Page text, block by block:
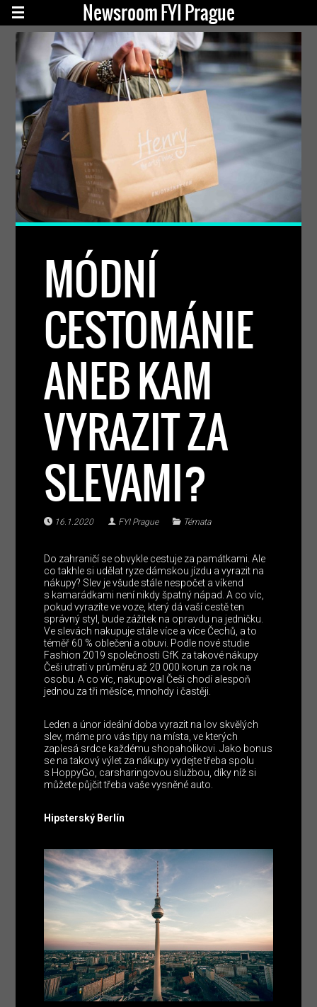
Newsroom FYI Prague
MÓDNÍ
CESTOMÁNIE
ANEB KAM
VYRAZIT ZA
SLEVAMI?
16.1.2020 FYI Prague Témata
Do zahraničí se obvykle cestuje za památkami. Ale
co takhle si udělat ryze dámskou jízdu a vyrazit na
nákupy? Slev je všude stále nespočet a víkend
s kamarádkami není nikdy špatný nápad. A co víc,
pokud vyrazíte ve voze, který dá vaší cestě ten
správný styl, bude zážitek na opravdu na jedničku.
Ve slevách nakupuje stále více a více Čechů, a to
téměř 60 % oblečení a obuvi. Podle nové studie
Fashion 2019 společnosti GfK za takové nákupy
Češi utratí v průměru až 20 000 korun za rok na
osobu. A co víc, nakupoval Češi chodí alespoň
jednou za tři měsíce, mnohdy i častěji.
Leden a únor ideální doba vyrazit na lov skvělých
slev, máme pro vás tipy na místa, ve kterých
zaplesá srdce každému shopaholikovi. Jako bonus
se na takový výlet za nákupy vydejte třeba spolu
s HoppyGo, carsharingovou službou, díky níž si
můžete půjčit třeba vaše vysněné auto.
Hipsterský Berlín